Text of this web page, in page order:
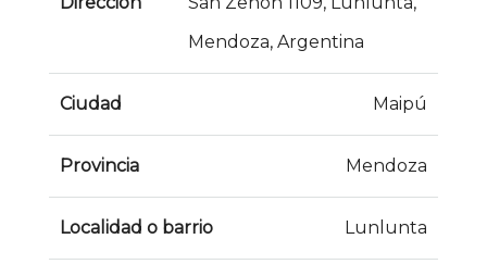
Mendoza, Argentina
Ciudad Maipú
Provincia Mendoza
Localidad o barrio Lunlunta